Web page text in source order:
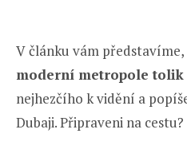
V článku vám představíme,
moderní metropole tolik
nejhezčího k vidění a
Dubaji. Připraveni na cestu?